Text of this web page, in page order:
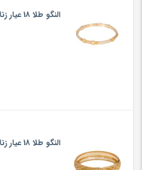
النگو طلا 18 عیار زنانه کد G737
النگو طلا 18 عیار زنانه گالری یار طلا کد AL34-G-4